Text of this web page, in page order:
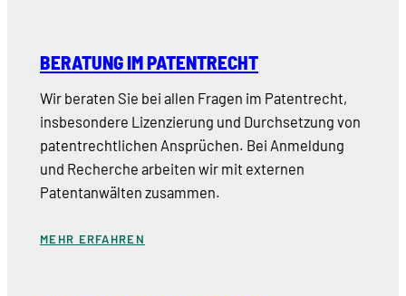
BERATUNG IM PATENTRECHT
Wir beraten Sie bei allen Fragen im Patentrecht,
insbesondere Lizenzierung und Durchsetzung von
patentrechtlichen Ansprüchen. Bei Anmeldung
und Recherche arbeiten wir mit externen
Patentanwälten zusammen.
MEHR ERFAHREN